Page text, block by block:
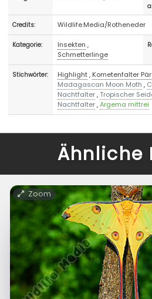
Credits: Wildlife.Media/Rotheneder
Kategorie: Insekten ,
Schmetterlinge
Stichwörter: Highlight, Kometenfalter
Madagascan Moon Moth ,
Nachtfalter,Tropischer
Nachtfalter,Argema mittrei
Ähnliche
Zoom